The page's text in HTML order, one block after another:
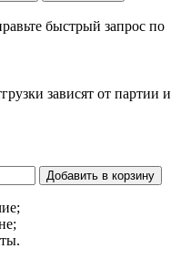
быстрый запрос по
зависят от партии и
Добавить в корзину